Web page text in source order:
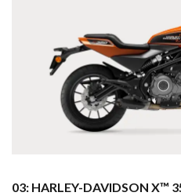
03: HARLEY-DAVIDSON X™